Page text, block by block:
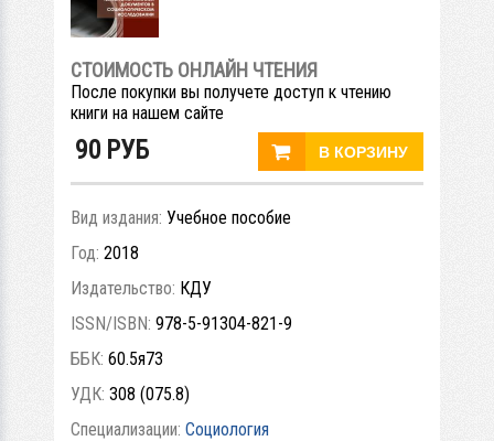
СТОИМОСТЬ ОНЛАЙН ЧТЕНИЯ
После покупки вы получете доступ к чтению
книги на нашем сайте
90 РУБ
Вид издания: Учебное пособие
Год: 2018
Издательство: КДУ
ISSN/ISBN: 978-5-91304-821-9
ББК: 60.5я73
УДК: 308 (075.8)
Специализации: Социология